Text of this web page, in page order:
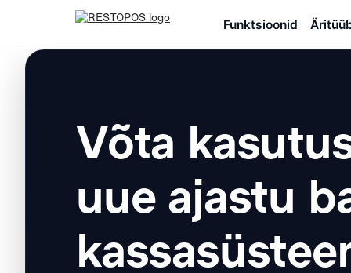
Funktsioonid
Võta
uue ajastu